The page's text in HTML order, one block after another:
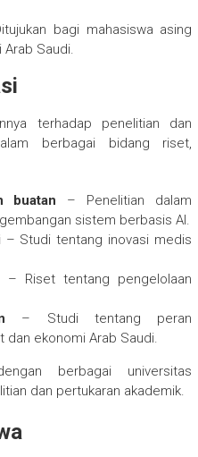
bagi mahasiswa asing
Saudi.
terhadap penelitian dan
berbagai bidang riset,
buatan – Penelitian dalam
sistem berbasis AI.
– Studi tentang inovasi medis
– Riset tentang pengelolaan
– Studi tentang peran
dan ekonomi Arab Saudi.
berbagai universitas
dan pertukaran akademik.